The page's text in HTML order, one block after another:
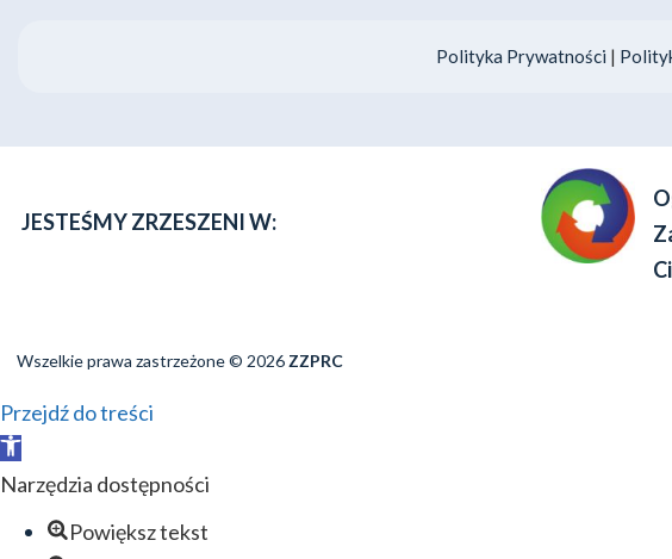
Polityka Prywatności |
JESTEŚMY ZRZESZENI W:
Wszelkie prawa zastrzeżone © 2026 ZZPRC
Przejdź do treści
Otwórz
pasek
narzędzi
Narzędzia dostępności
Powiększ tekst